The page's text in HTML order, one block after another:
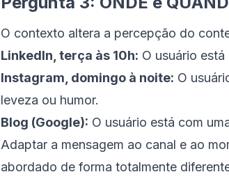
O contexto altera a percepção do
LinkedIn, terça às 10h: O usuário
Instagram, domingo à noite: O
leveza ou humor.
Blog (Google): O usuário está com
Adaptar a mensagem ao canal e ao
abordado de forma totalmente